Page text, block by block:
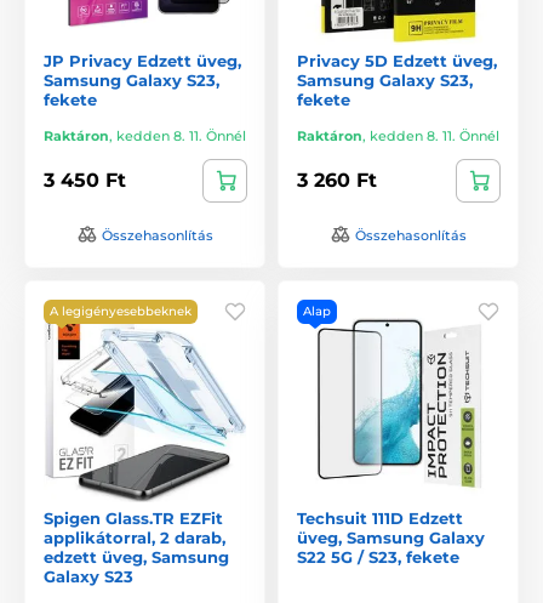
JP Privacy Edzett üveg,
Samsung Galaxy S23,
fekete
Raktáron, kedden 8. 11. Önnél
3 450 Ft
Összehasonlítás
Privacy 5D Edzett üveg,
Samsung Galaxy S23,
fekete
Raktáron, kedden 8. 11. Önnél
3 260 Ft
Összehasonlítás
A legigényesebbeknek
Spigen Glass.TR EZFit
applikátorral, 2 darab,
edzett üveg, Samsung
Galaxy S23
Alap
Techsuit 111D Edzett
üveg, Samsung Galaxy
S22 5G / S23, fekete